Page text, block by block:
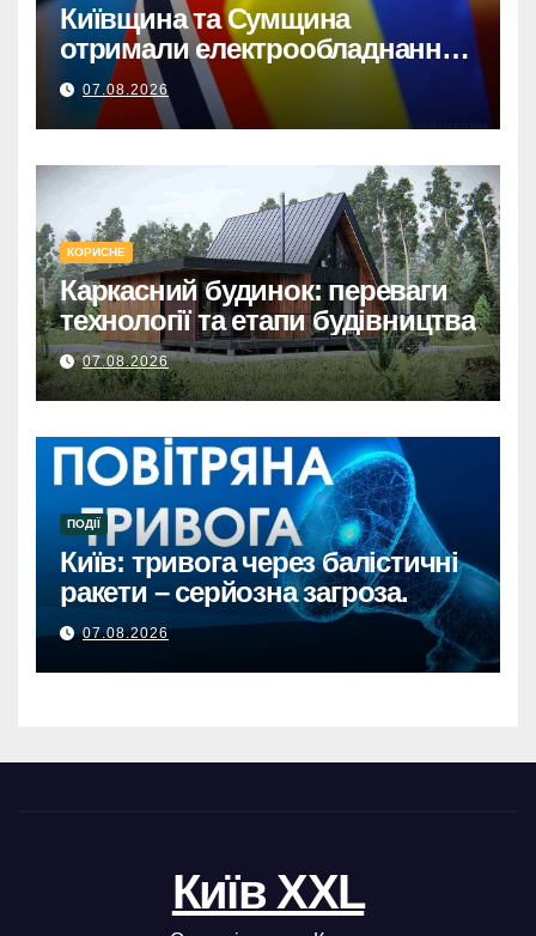
Київщина та Сумщина
отримали електрообладнання
від НорвегіїКиївщина та
Сумщина: Норвезька допомога
з електрообладнанням для
відновлення.
07.08.2026
КОРИСНЕ
Каркасний будинок: переваги
технології та етапи будівництва
07.08.2026
ПОДІЇ
Київ: тривога через балістичні
ракети – серйозна загроза.
07.08.2026
Київ XXL